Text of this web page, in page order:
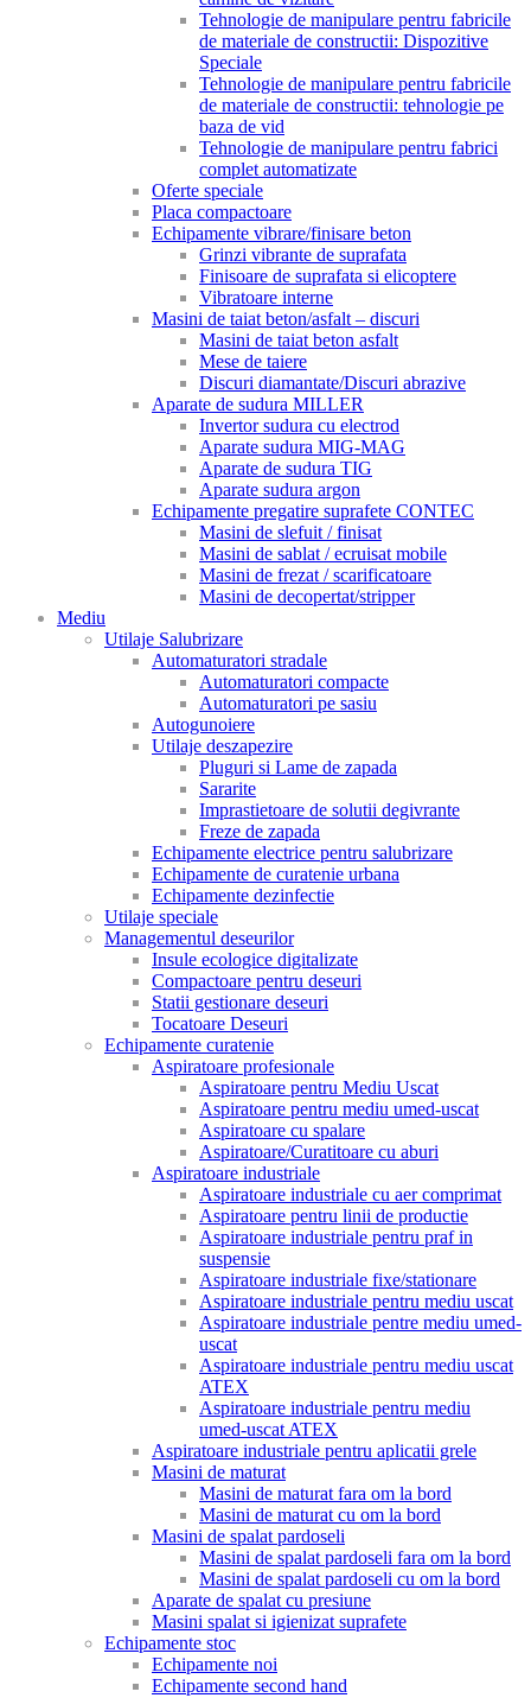
Tehnologie de manipulare pentru fabricile
de materiale de constructii: Dispozitive
Speciale
Tehnologie de manipulare pentru fabricile
de materiale de constructii: tehnologie pe
baza de vid
Tehnologie de manipulare pentru fabrici
complet automatizate
Oferte speciale
Placa compactoare
Echipamente vibrare/finisare beton
Grinzi vibrante de suprafata
Finisoare de suprafata si elicoptere
Vibratoare interne
Masini de taiat beton/asfalt – discuri
Masini de taiat beton asfalt
Mese de taiere
Discuri diamantate/Discuri abrazive
Aparate de sudura MILLER
Invertor sudura cu electrod
Aparate sudura MIG-MAG
Aparate de sudura TIG
Aparate sudura argon
Echipamente pregatire suprafete CONTEC
Masini de slefuit / finisat
Masini de sablat / ecruisat mobile
Masini de frezat / scarificatoare
Masini de decopertat/stripper
Mediu
Utilaje Salubrizare
Automaturatori stradale
Automaturatori compacte
Automaturatori pe sasiu
Autogunoiere
Utilaje deszapezire
Pluguri si Lame de zapada
Sararite
Imprastietoare de solutii degivrante
Freze de zapada
Echipamente electrice pentru salubrizare
Echipamente de curatenie urbana
Echipamente dezinfectie
Utilaje speciale
Managementul deseurilor
Insule ecologice digitalizate
Compactoare pentru deseuri
Statii gestionare deseuri
Tocatoare Deseuri
Echipamente curatenie
Aspiratoare profesionale
Aspiratoare pentru Mediu Uscat
Aspiratoare pentru mediu umed-uscat
Aspiratoare cu spalare
Aspiratoare/Curatitoare cu aburi
Aspiratoare industriale
Aspiratoare industriale cu aer comprimat
Aspiratoare pentru linii de productie
Aspiratoare industriale pentru praf in
suspensie
Aspiratoare industriale fixe/stationare
Aspiratoare industriale pentru mediu uscat
Aspiratoare industriale pentre mediu umed-
uscat
Aspiratoare industriale pentru mediu uscat
ATEX
Aspiratoare industriale pentru mediu
umed-uscat ATEX
Aspiratoare industriale pentru aplicatii grele
Masini de maturat
Masini de maturat fara om la bord
Masini de maturat cu om la bord
Masini de spalat pardoseli
Masini de spalat pardoseli fara om la bord
Masini de spalat pardoseli cu om la bord
Aparate de spalat cu presiune
Masini spalat si igienizat suprafete
Echipamente stoc
Echipamente noi
Echipamente second hand